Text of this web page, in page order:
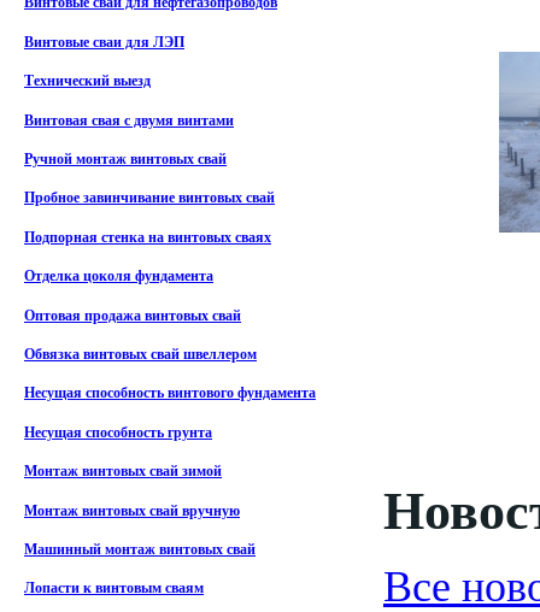
Винтовые сваи для нефтегазопроводов
Винтовые сваи для ЛЭП
Технический выезд
Винтовая свая с двумя винтами
Ручной монтаж винтовых свай
Пробное завинчивание винтовых свай
Подпорная стенка на винтовых сваях
Отделка цоколя фундамента
Оптовая продажа винтовых свай
Обвязка винтовых свай швеллером
Несущая способность винтового фундамента
Несущая способность грунта
Монтаж винтовых свай зимой
Монтаж винтовых свай вручную
Машинный монтаж винтовых свай
Лопасти к винтовым сваям Все